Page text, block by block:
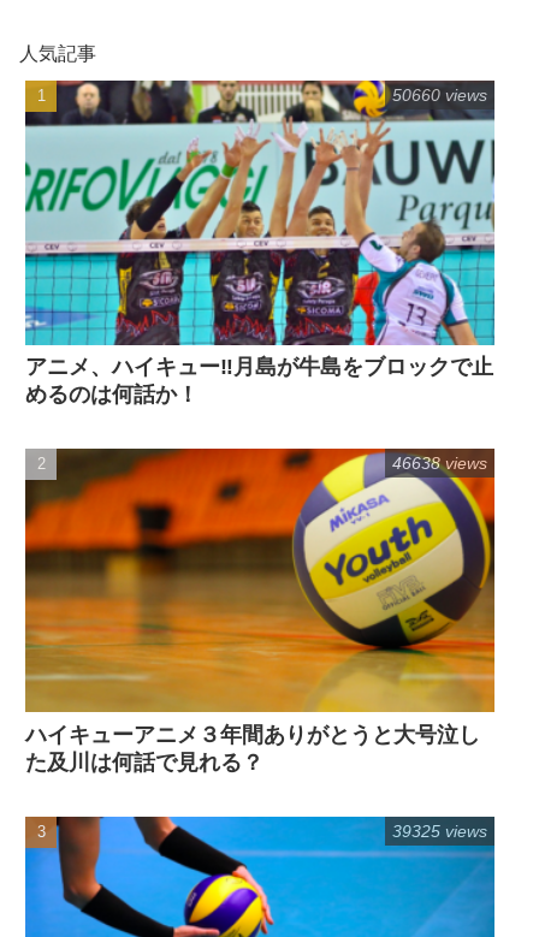
人気記事
アニメ、ハイキュー‼月島が牛島をブロックで止
めるのは何話か！
50660 views
ハイキューアニメ３年間ありがとうと大号泣し
た及川は何話で見れる？
46638 views
39325 views